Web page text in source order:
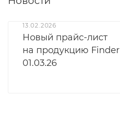
13.02.2026
Новый прайс-лист
на продукцию Finder
01.03.26